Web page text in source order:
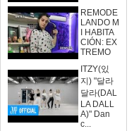
REMODE
LANDO M
I HABITA
CIÓN: EX
TREMO
ITZY(있
지) "달라
달라(DAL
LA DALL
A)" Dan
c...